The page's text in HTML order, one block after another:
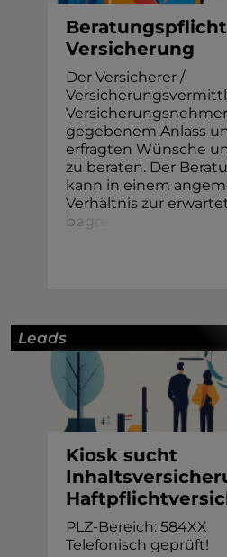
Versicherung
Der Versicherer /
Versicherungsnehmer
gegebenem Anlass
erfragten Wünsche
zu beraten. Der
kann in einem
Verhältnis zur
beg
Leads
Kiosk sucht
PLZ-Bereich: 584XX
Telefonisch geprüft!